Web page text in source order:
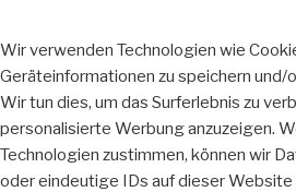
Wir verwenden Technologien wie
Geräteinformationen zu speichern und/
Wir tun dies, um das Surferlebnis zu
personalisierte Werbung anzuzeigen.
Technologien zustimmen, können wir
oder eindeutige IDs auf dieser Website